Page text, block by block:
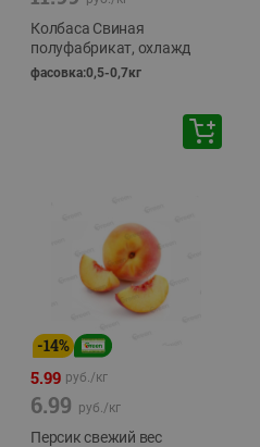
Колбаса Свиная
полуфабрикат, охлажд
фасовка:0,5-0,7кг
-14%
5.99 руб./кг
6.99 руб./кг
Персик свежий вес